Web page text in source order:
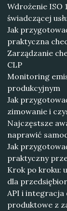
Wdrożenie ISO
świadczącej
Jak
praktyczna
Zarządzanie
CLP
Monitoring
produkcyjnym
Jak
zimowanie i
Najczęstsze
naprawić
Jak
praktyczny
Krok po kroku:
dla
API i integracja
produktowe z